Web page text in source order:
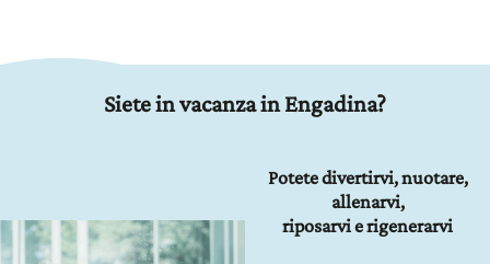
Siete in vacanza in Engadina?
Potete divertirvi, nuotare,
allenarvi,
riposarvi e rigenerarvi